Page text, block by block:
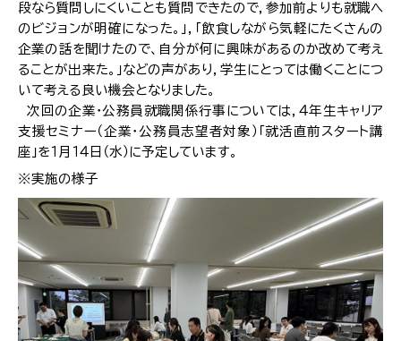
段なら質問しにくいことも質問できたので，参加前よりも就職へ
のビジョンが明確になった。」，「飲食しながら気軽にたくさんの
企業の話を聞けたので、自分が何に興味があるのか改めて考え
ることが出来た。」などの声があり，学生にとっては働くことにつ
いて考える良い機会となりました。
次回の企業・公務員就職関係行事については，４年生キャリア
支援セミナー（企業・公務員志望者対象）「就活直前スタート講
座」を１月１４日（水）に予定しています。
※実施の様子